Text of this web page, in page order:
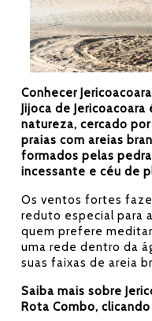
Conhecer
Jijoca de
natureza, cercado
praias com areias
formados pelas
incessante e céu de
Os ventos fortes
reduto especial para
quem prefere
uma rede dentro da
suas faixas de areia
Saiba mais sobre
Rota Combo,